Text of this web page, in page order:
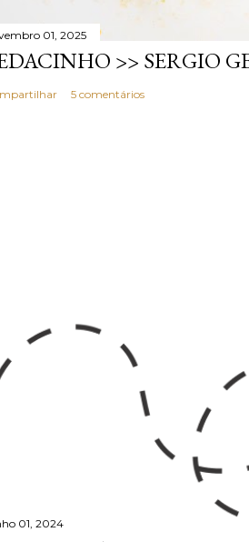
01, 2025
>> SERGIO
5 comentários
01, 2024